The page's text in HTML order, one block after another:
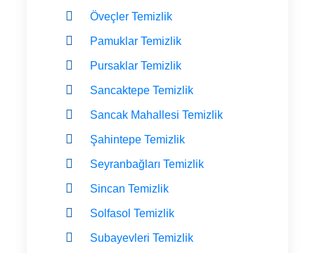
Öveçler Temizlik
Pamuklar Temizlik
Pursaklar Temizlik
Sancaktepe Temizlik
Sancak Mahallesi Temizlik
Şahintepe Temizlik
Seyranbağları Temizlik
Sincan Temizlik
Solfasol Temizlik
Subayevleri Temizlik